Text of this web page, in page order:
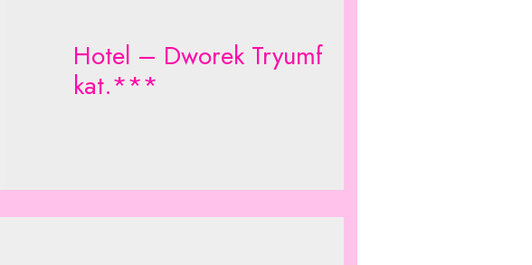
Hotel – Dworek Tryumf
kat.***